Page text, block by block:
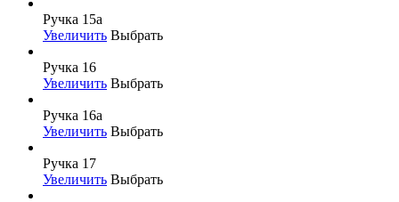
Ручка 15а
Увеличить Выбрать
Ручка 16
Увеличить Выбрать
Ручка 16а
Увеличить Выбрать
Ручка 17
Увеличить Выбрать